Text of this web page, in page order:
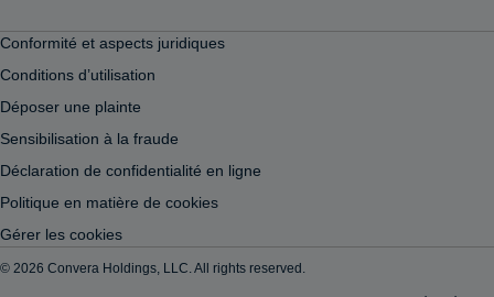
Conformité et aspects juridiques
Conditions d’utilisation
Déposer une plainte
Sensibilisation à la fraude
Déclaration de confidentialité en ligne
Politique en matière de cookies
Gérer les cookies
© 2026 Convera Holdings, LLC. All rights reserved.